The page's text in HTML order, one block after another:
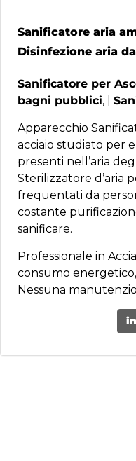
Sanificatore aria
Disinfezione aria
Sanificatore per
bagni pubblici, |
Apparecchio
acciaio studiato per
presenti nell’aria
Sterilizzatore d’aria
frequentati da
costante
sanificare.
Professionale in
consumo
Nessuna